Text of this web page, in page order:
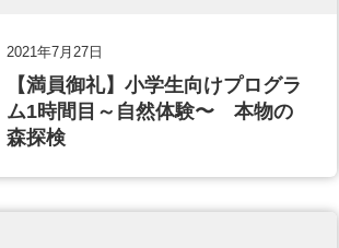
2021年7月27日
【満員御礼】小学生向けプログラ
ム1時間目～自然体験〜 本物の
森探検